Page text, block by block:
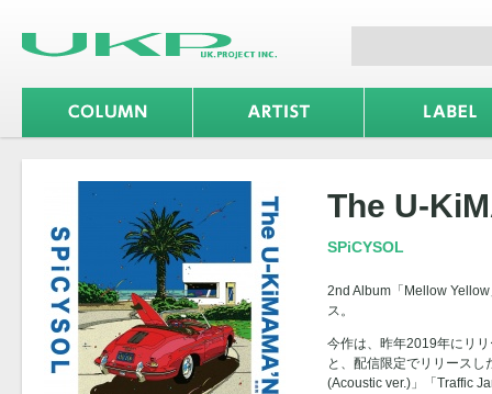
The U-
SPiCYSOL
2nd Album「Mellow
ス。
今作は、昨年2019年にリ
と、配信限定でリリース
(Acoustic ver.)」「Traffic